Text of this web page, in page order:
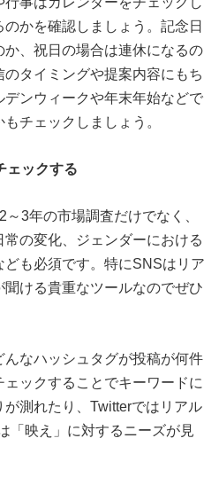
かを確認しましょう。記念日
、祝日の場合は連休になるの
タイミングや提案内容にもち
ンウィークや年末年始などで
チェックしましょう。
ェックする
3年の市場調査だけでなく、
の変化、ジェンダーにおける
も必須です。特にSNSはリア
ける貴重なツールなのでぜひ
なハッシュタグが投稿が何件
ックすることでキーワードに
測れたり、Twitterではリアル
「映え」に対するニーズが見